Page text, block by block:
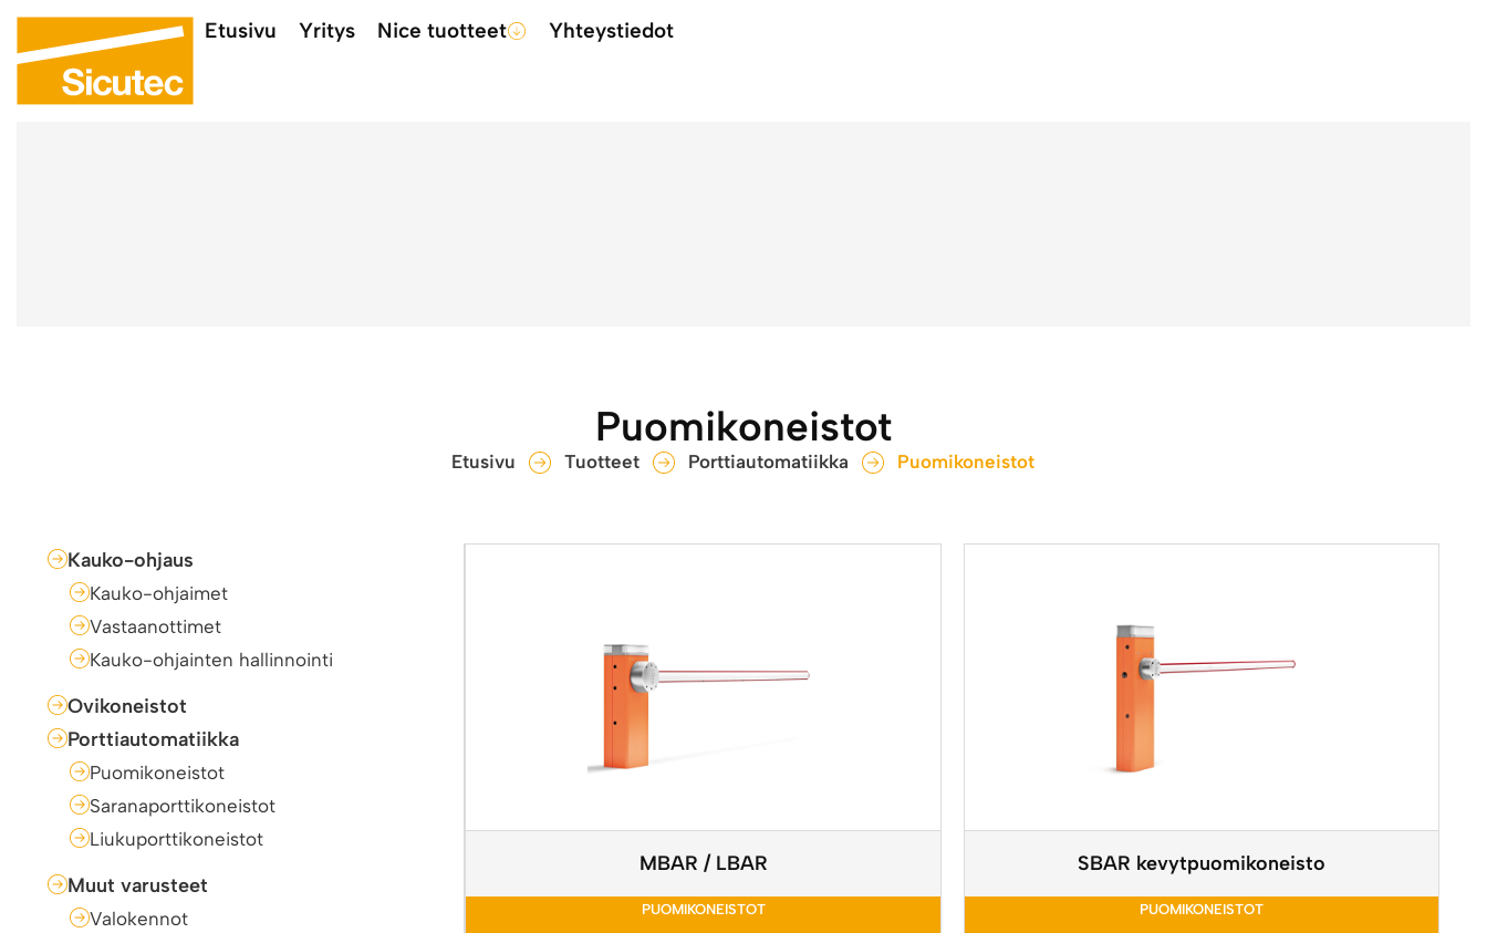
Etusivu Yritys Nice tuotteet Yhteystiedot
Puomikoneistot
Etusivu Tuotteet Porttiautomatiikka Puomikoneistot
Kauko-ohjaus
Kauko-ohjaimet
Vastaanottimet
Kauko-ohjainten hallinnointi
Ovikoneistot
Porttiautomatiikka
Puomikoneistot
Saranaporttikoneistot
Liukuporttikoneistot
Muut varusteet
Valokennot
MBAR / LBAR
PUOMIKONEISTOT
SBAR kevytpuomikoneisto
PUOMIKONEISTOT